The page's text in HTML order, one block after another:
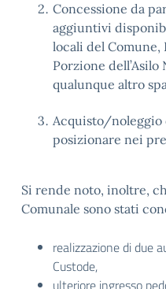
Concessione da
aggiuntivi
locali del Comune,
Porzione
qualunque altro
Acquisto/
posizionare nei
Si rende noto, inoltre,
Comunale sono stati
realizzazione di due
Custode,
ulteriore ingresso